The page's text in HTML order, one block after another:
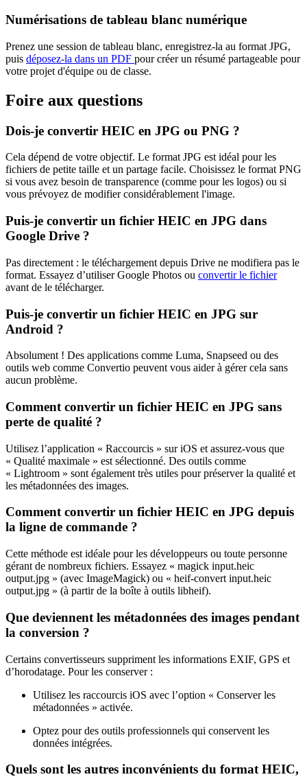
Numérisations de tableau blanc numérique
Prenez une session de tableau blanc, enregistrez-la au format JPG,
puis déposez-la dans un PDF pour créer un résumé partageable pour
votre projet d'équipe ou de classe.
Foire aux questions
Dois-je convertir HEIC en JPG ou PNG ?
Cela dépend de votre objectif. Le format JPG est idéal pour les
fichiers de petite taille et un partage facile. Choisissez le format PNG
si vous avez besoin de transparence (comme pour les logos) ou si
vous prévoyez de modifier considérablement l'image.
Puis-je convertir un fichier HEIC en JPG dans
Google Drive ?
Pas directement : le téléchargement depuis Drive ne modifiera pas le
format. Essayez d’utiliser Google Photos ou convertir le fichier
avant de le télécharger.
Puis-je convertir un fichier HEIC en JPG sur
Android ?
Absolument ! Des applications comme Luma, Snapseed ou des
outils web comme Convertio peuvent vous aider à gérer cela sans
aucun problème.
Comment convertir un fichier HEIC en JPG sans
perte de qualité ?
Utilisez l’application « Raccourcis » sur iOS et assurez-vous que
« Qualité maximale » est sélectionné. Des outils comme
« Lightroom » sont également très utiles pour préserver la qualité et
les métadonnées des images.
Comment convertir un fichier HEIC en JPG depuis
la ligne de commande ?
Cette méthode est idéale pour les développeurs ou toute personne
gérant de nombreux fichiers. Essayez « magick input.heic
output.jpg » (avec ImageMagick) ou « heif-convert input.heic
output.jpg » (à partir de la boîte à outils libheif).
Que deviennent les métadonnées des images pendant
la conversion ?
Certains convertisseurs suppriment les informations EXIF, GPS et
d’horodatage. Pour les conserver :
Utilisez les raccourcis iOS avec l’option « Conserver les
métadonnées » activée.
Optez pour des outils professionnels qui conservent les
données intégrées.
Quels sont les autres inconvénients du format HEIC,